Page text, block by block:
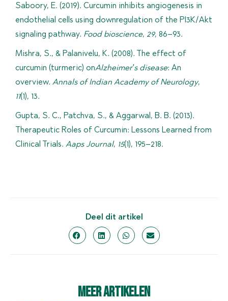
Saboory, E. (2019). Curcumin inhibits angiogenesis in
endothelial cells using downregulation of the PI3K/Akt
signaling pathway. Food bioscience, 29, 86–93.
Mishra, S., & Palanivelu, K. (2008). The effect of
curcumin (turmeric) onAlzheimer′s disease: An
overview. Annals of Indian Academy of Neurology,
11(1), 13.
Gupta, S. C., Patchva, S., & Aggarwal, B. B. (2013).
Therapeutic Roles of Curcumin: Lessons Learned from
Clinical Trials. Aaps Journal, 15(1), 195–218.
Deel dit artikel
Meer artikelen